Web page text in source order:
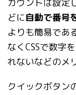
カウントは設定
どに自動で番号
よりも簡易であ
なくCSSで数字
れないなどのメ
クイックボタン